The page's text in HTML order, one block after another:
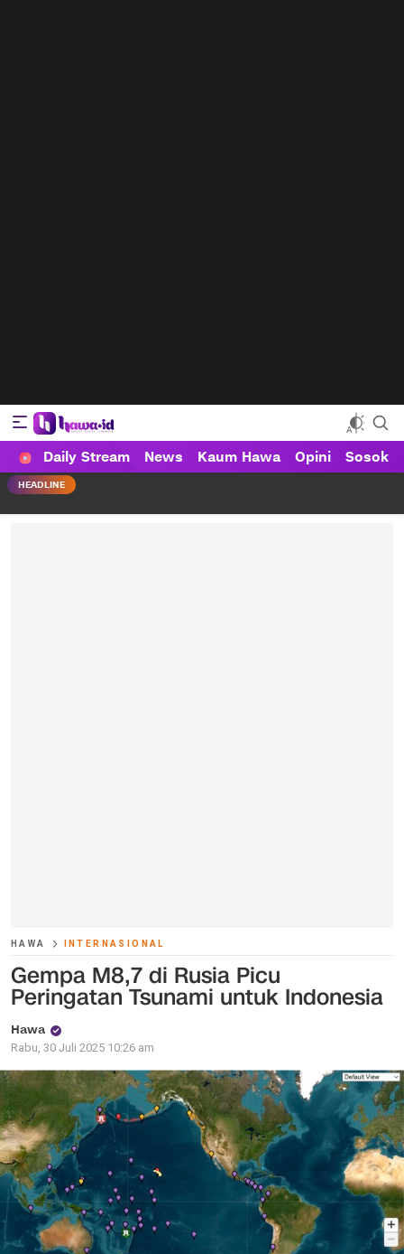
HAWA
Haluan Wanita Indonesia
Daily Stream News Kaum Hawa Opini Sosok
HEADLINE
HAWA INTERNASIONAL
Gempa M8,7 di Rusia Picu
Peringatan Tsunami untuk Indonesia
Hawa
Rabu, 30 Juli 2025 10:26 am